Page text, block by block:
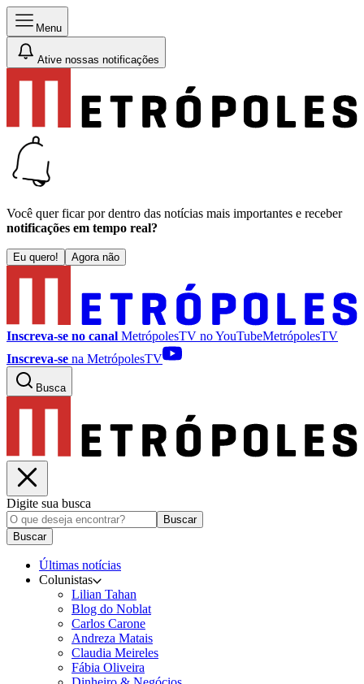
Menu
Ative nossas notificações
Você quer ficar por dentro das notícias mais importantes e receber
notificações em tempo real?
Eu quero! Agora não
Inscreva-se no canal MetrópolesTV noYouTubeMetrópolesTV
Inscreva-se na MetrópolesTV
Busca
Digite sua busca
Buscar
Buscar
Últimas notícias
Colunistas
Lilian Tahan
Blog do Noblat
Carlos Carone
Andreza Matais
Claudia Meireles
Fábia Oliveira